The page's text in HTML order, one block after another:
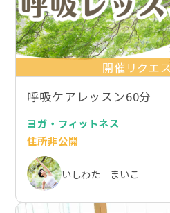
開催リクエ
呼吸ケアレッスン60分
ヨガ・フィットネス
住所非公開
いしわた まいこ